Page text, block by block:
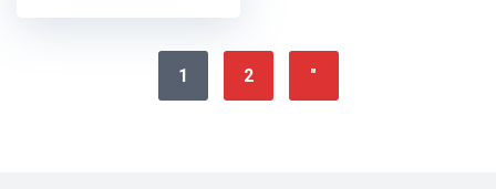
1 2 "